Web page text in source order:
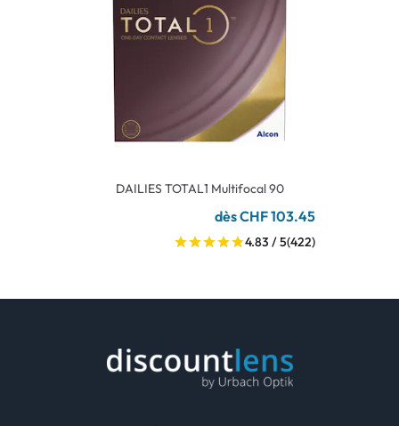
DAILIES TOTAL1 Multifocal 90
dès CHF 103.45
4.83 / 5(422)